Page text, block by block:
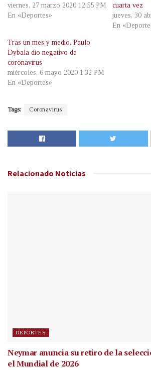
viernes, 27 marzo 2020 12:55 PM
En «Deportes»
cuarta vez
jueves, 30
En
Tras un mes y medio, Paulo
Dybala dio negativo de
coronavirus
miércoles, 6 mayo 2020 1:32 PM
En «Deportes»
Tags: Coronavirus
Relacionado Noticias
DEPORTES
Neymar anuncia su retiro de la
el Mundial de 2026